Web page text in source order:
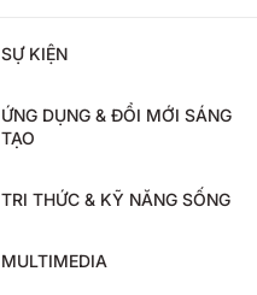
SỰ KIỆN
ỨNG DỤNG & ĐỔI MỚI SÁNG
TẠO
TRI THỨC & KỸ NĂNG SỐNG
MULTIMEDIA